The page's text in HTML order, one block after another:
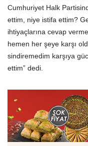
Cumhuriyet Halk
ettim, niye istifa ettim?
ihtiyaçlarına cevap
hemen her şeye karşı
sindiremedim karşıya
ettim” dedi.